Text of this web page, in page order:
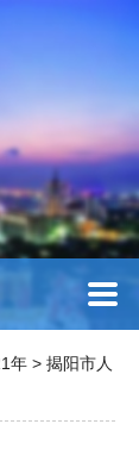
年 > 揭阳市人